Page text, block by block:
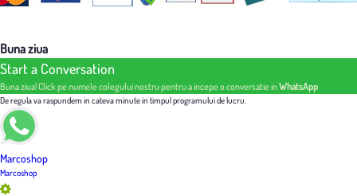
Buna ziua
Start a Conversation
Buna ziua! Click pe numele colegului nostru pentru a incepe o conversatie inWhatsApp
De regula va raspundem in cateva minute in timpul programului de lucru.
Marcoshop
Marcoshop